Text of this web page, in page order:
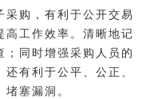
采购，有利于公开交易
高工作效率。清晰地记
；同时增强采购人员的
有利于公平、公正、
塞漏洞。